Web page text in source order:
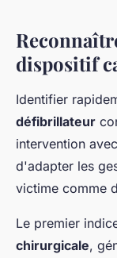
dispositif
Identifier
défibrillateur
intervention
d'adapter les
victime comme
Le premier
chirurgicale,